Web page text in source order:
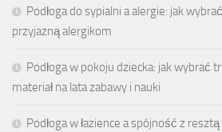
Podłoga do sypialni a alergie: jak
przyjazną alergikom
Podłoga w pokoju dziecka: jak wybrać
materiał na lata zabawy i nauki
Podłoga w łazience a spójność z